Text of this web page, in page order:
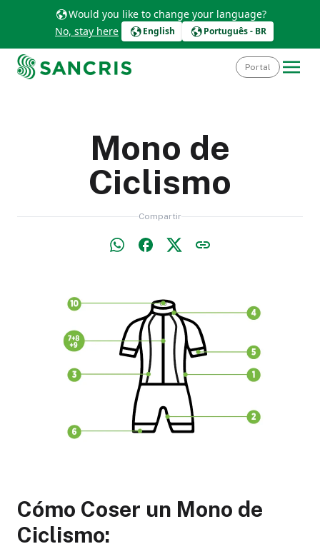
Would you like to change your language?
No, stay here
English Português - BR
Portal
Mono de
Ciclismo
Compartir
Cómo Coser un Mono de
Ciclismo: